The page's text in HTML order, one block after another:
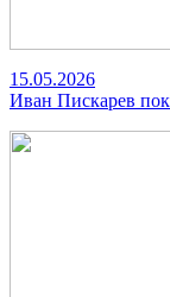
15.05.2026
Иван Пискарев